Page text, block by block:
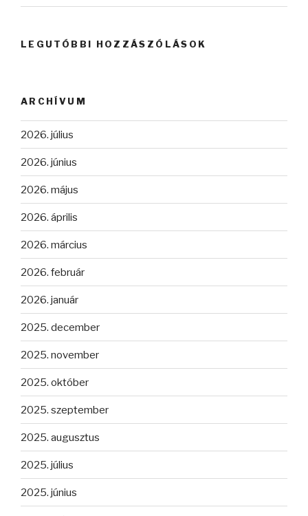
LEGUTÓBBI HOZZÁSZÓLÁSOK
ARCHÍVUM
2026. július
2026. június
2026. május
2026. április
2026. március
2026. február
2026. január
2025. december
2025. november
2025. október
2025. szeptember
2025. augusztus
2025. július
2025. június